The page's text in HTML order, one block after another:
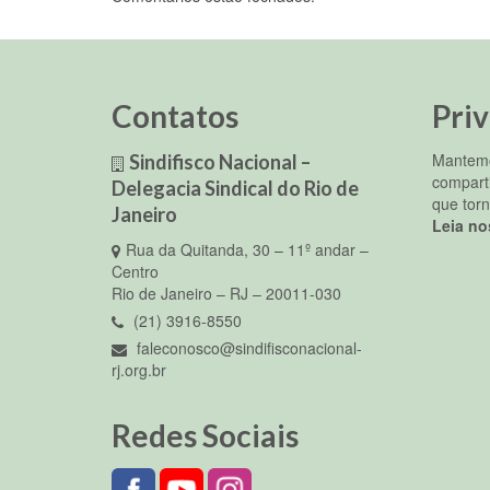
Contatos
Sindifisco Nacional –
Delegacia Sindical do Rio de
Janeiro
Rua da Quitanda, 30 – 11º andar –
Centro
Rio de Janeiro – RJ – 20011-030
(21) 3916-8550
faleconosco@sindifisconacional-
rj.org.br
Redes Sociais
que
Leia